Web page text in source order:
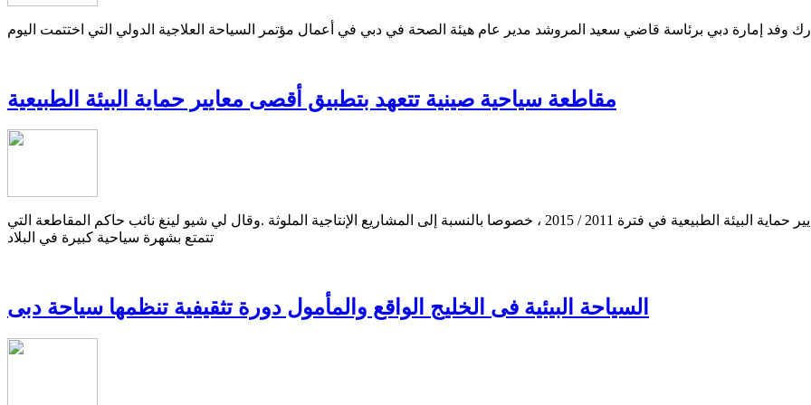
وفد إمارة دبي برئاسة قاضي سعيد المروشد مدير عام هيئة الصحة في دبي في أعمال مؤتمر السياحة العلاجية الدولي التي اختتمت اليوم
مقاطعة سياحية صينية تتعهد بتطبيق أقصى معايير حماية البيئة الطبيعية
تعهدت مقاطعة هاينان الواقعة في جنوب الصين بتطبيق أقصى معايير حماية البيئة الطبيعية في فترة 2011 / 2015 ، خصوصا بالنسبة إلى المشاريع الإنتاجية الملوثة .وقال لي شيو لينغ نائب حاكم المقاطعة التي
تتمتع بشهرة سياحية كبيرة في البلاد
السياحة البيئية فى الخليج الواقع والمأمول دورة تثقيفية تنظمها سياحة دبى